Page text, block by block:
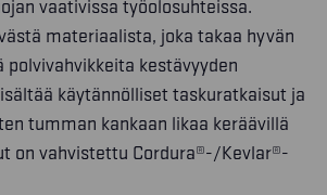
vaativissa työolosuhteissa.
materiaalista, joka takaa hyvän
polvivahvikkeita kestävyyden
käytännölliset taskuratkaisut ja
tumman kankaan likaa keräävillä
on vahvistettu Cordura®-/Kevlar®-